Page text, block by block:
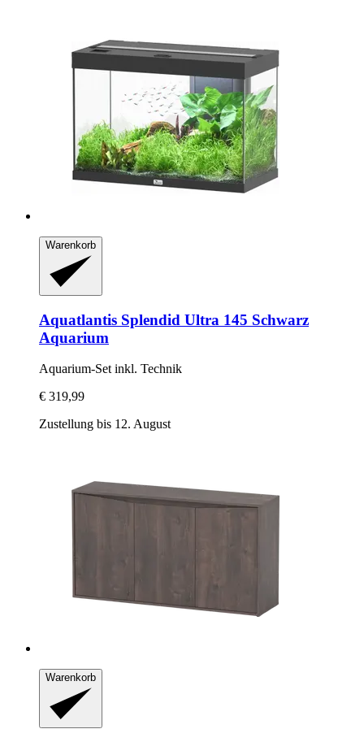
Warenkorb
Aquatlantis Splendid Ultra 145 Schwarz
Aquarium
Aquarium-​Set inkl. Technik
€ 319,99
Zustellung bis 12. August
Warenkorb